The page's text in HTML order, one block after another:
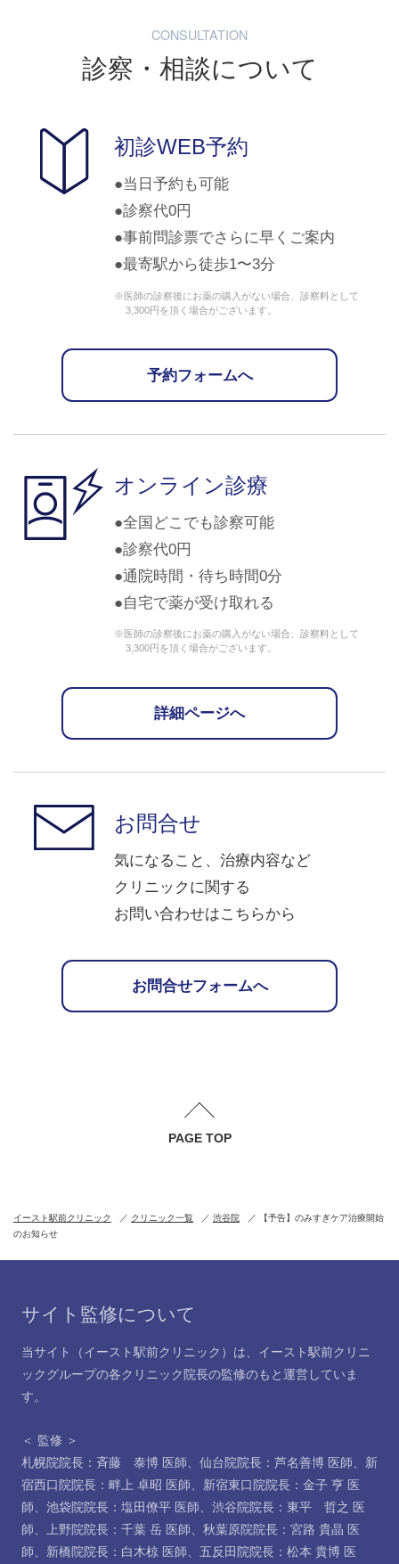
CONSULTATION
診察・相談について
初診WEB予約
当日予約も可能
診察代0円
事前問診票でさらに早くご案内
最寄駅から徒歩1〜3分
※医師の診察後にお薬の購入がない場合、診察料として
3,300円を頂く場合がございます。
予約フォームへ
オンライン診療
全国どこでも診察可能
診察代0円
通院時間・待ち時間0分
自宅で薬が受け取れる
※医師の診察後にお薬の購入がない場合、診察料として
3,300円を頂く場合がございます。
詳細ページへ
お問合せ
気になること、治療内容など
クリニックに関する
お問い合わせはこちらから
お問合せフォームへ
PAGE TOP
イースト駅前クリニック クリニック一覧 渋谷院
【予告】のみすぎケア治療開始
のお知らせ
サイト監修について
当サイト（イースト駅前クリニック）は、イースト駅前クリニ
ックグループの各クリニック院長の監修のもと運営していま
す。
＜ 監修 ＞
札幌院院長：斉藤 泰博 医師、 仙台院院長：芦名善博 医師、 新
宿西口院院長：畔上 卓昭 医師、 新宿東口院院長：金子 亨 医
師、 池袋院院長：塩田僚平 医師、 渋谷院院長：東平 哲之 医
師、 上野院院長：千葉 岳 医師、 秋葉原院院長：宮路 貴晶 医
師、 新橋院院長：白木椋 医師、 五反田院院長：松本 貴博 医